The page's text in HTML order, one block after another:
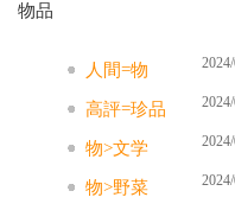
物品
人間=物
高評=珍品
物>文学
物>野菜